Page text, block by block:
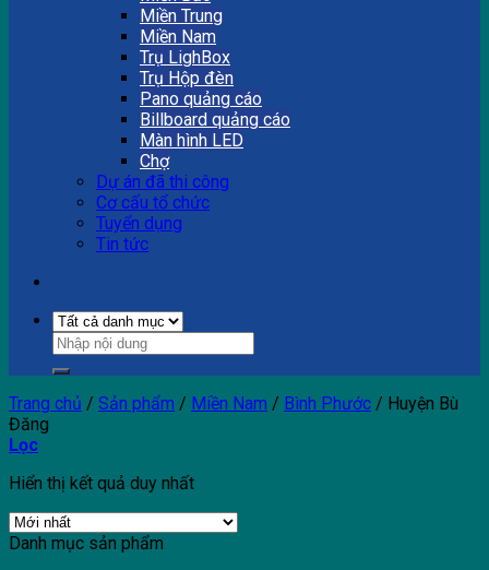
Miền Trung
Miền Nam
Trụ LighBox
Trụ Hộp đèn
Pano quảng cáo
Billboard quảng cáo
Màn hình LED
Chợ
Dự án đã thi công
Cơ cấu tổ chức
Tuyển dụng
Tin tức
Trang chủ / Sản phẩm / Miền Nam / Bình Phước / Huyện Bù
Đăng
Lọc
Hiển thị kết quả duy nhất
Danh mục sản phẩm